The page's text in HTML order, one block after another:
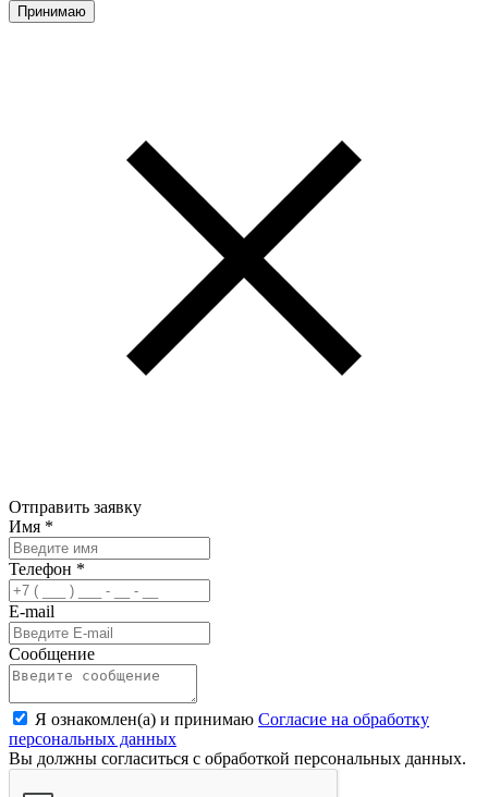
Принимаю
Отправить заявку
Имя *
Телефон *
E-mail
Сообщение
Я ознакомлен(а) и принимаю Согласие на обработку
персональных данных
Вы должны согласиться с обработкой персональных данных.